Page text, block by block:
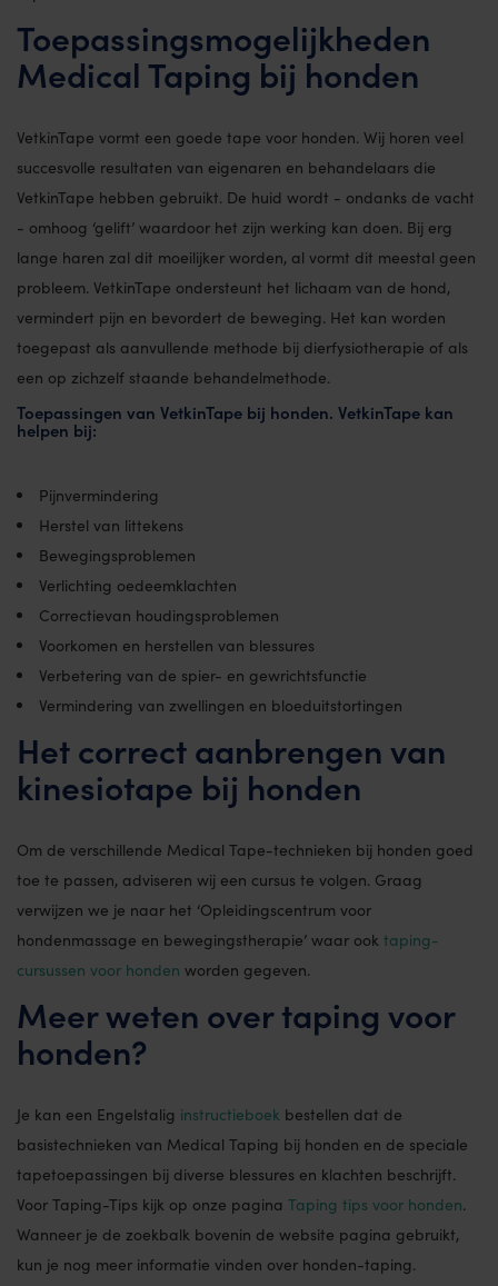
Toepassingsmogelijkheden
Medical Taping bij honden
VetkinTape vormt een goede tape voor honden. Wij horen veel
succesvolle resultaten van eigenaren en behandelaars die
VetkinTape hebben gebruikt. De huid wordt - ondanks de vacht
- omhoog ‘gelift’ waardoor het zijn werking kan doen. Bij erg
lange haren zal dit moeilijker worden, al vormt dit meestal geen
probleem. VetkinTape ondersteunt het lichaam van de hond,
vermindert pijn en bevordert de beweging. Het kan worden
toegepast als aanvullende methode bij dierfysiotherapie of als
een op zichzelf staande behandelmethode.
Toepassingen van VetkinTape bij honden. VetkinTape kan
helpen bij:
Pijnvermindering
Herstel van littekens
Bewegingsproblemen
Verlichting oedeemklachten
Correctievan houdingsproblemen
Voorkomen en herstellen van blessures
Verbetering van de spier- en gewrichtsfunctie
Vermindering van zwellingen en bloeduitstortingen
Het correct aanbrengen van
kinesiotape bij honden
Om de verschillende Medical Tape-technieken bij honden goed
toe te passen, adviseren wij een cursus te volgen. Graag
verwijzen we je naar het ‘Opleidingscentrum voor
hondenmassage en bewegingstherapie’ waar ook taping-
cursussen voor honden worden gegeven.
Meer weten over taping voor
honden?
Je kan een Engelstalig instructieboek bestellen dat de
basistechnieken van Medical Taping bij honden en de speciale
tapetoepassingen bij diverse blessures en klachten beschrijft.
Voor Taping-Tips kijk op onze pagina Taping tips voor honden.
Wanneer je de zoekbalk bovenin de website pagina gebruikt,
kun je nog meer informatie vinden over honden-taping.